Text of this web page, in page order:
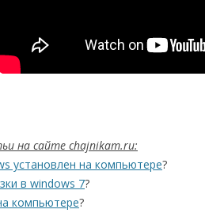
на сайте chajnikam.ru:
установлен на компьютере?
в windows 7?
компьютере?